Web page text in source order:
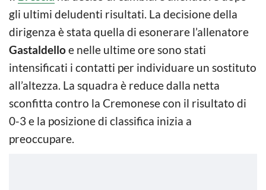
gli ultimi deludenti risultati. La decisione della
dirigenza è stata quella di esonerare l’allenatore
Gastaldelloe nelle ultime ore sono stati
intensificati i contatti per individuare un sostituto
all’altezza. La squadra è reduce dalla netta
sconfitta contro la Cremonese con il risultato di
0-3 e la posizione di classifica inizia a
preoccupare.